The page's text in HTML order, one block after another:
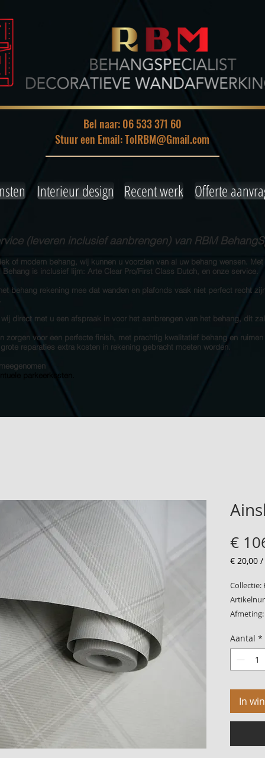
Bel naar: 06 533 371 60
Stuur een Email: TolRBM@Gmail.com
Interieur design Recent werk Offerte
(leveren inclusief aanbrengen) van RBM
of modern behang, wij kunnen u voorzien van al uw behang wensen.
is inclusief lijm: Arte Clear Pro/First Class Dutch, en onze service.
behang rekening mee dat wanden en plafonds vaak niet perfect recht
direct met u een afspraak in voor het aanbrengen van het behang, dit
zorgen voor een perfecte finish, met prachtig kwalitatief behang en
reparaties extra kosten in rekening gebracht moeten worden.
parkeerkosten.
€
€ 20,00 /
per
1
meter
Collectie:
Kwaliteit:
Aantal *
In